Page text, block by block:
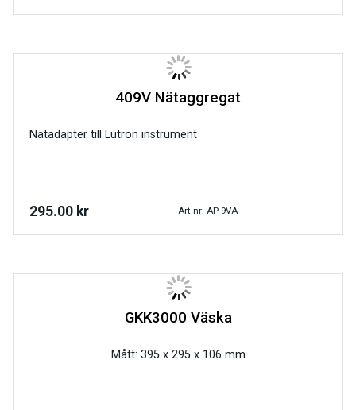
409V Nätaggregat
Nätadapter till Lutron instrument
295.00 kr Art.nr: AP-9VA
GKK3000 Väska
Mått: 395 x 295 x 106 mm